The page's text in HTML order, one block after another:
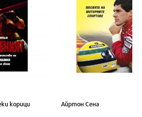
корици Айртон Сена